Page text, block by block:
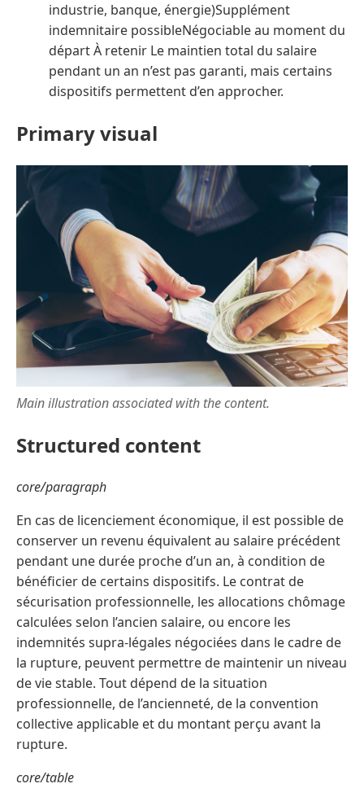
industrie, banque, énergie)Supplément
indemnitaire possibleNégociable au moment du
départ À retenir Le maintien total du salaire
pendant un an n’est pas garanti, mais certains
dispositifs permettent d’en approcher.
Primary visual
Main illustration associated with the content.
Structured content
core/paragraph
En cas de licenciement économique, il est possible de
conserver un revenu équivalent au salaire précédent
pendant une durée proche d’un an, à condition de
bénéficier de certains dispositifs. Le contrat de
sécurisation professionnelle, les allocations chômage
calculées selon l’ancien salaire, ou encore les
indemnités supra-légales négociées dans le cadre de
la rupture, peuvent permettre de maintenir un niveau
de vie stable. Tout dépend de la situation
professionnelle, de l’ancienneté, de la convention
collective applicable et du montant perçu avant la
rupture.
core/table